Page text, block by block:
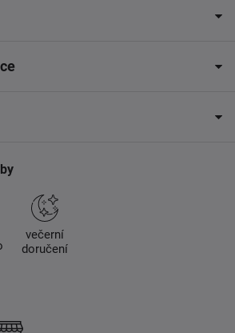
večerní
doručení